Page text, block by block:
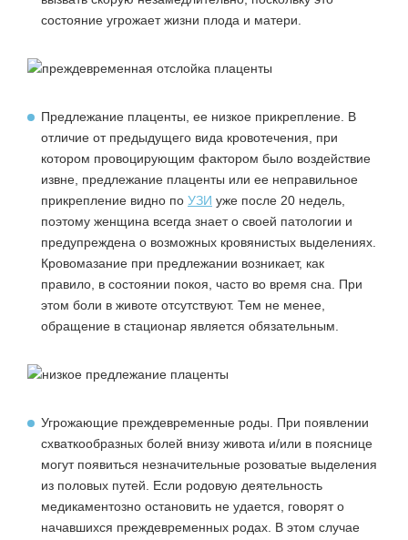
состояние угрожает жизни плода и матери.
Предлежание плаценты, ее низкое прикрепление. В
отличие от предыдущего вида кровотечения, при
котором провоцирующим фактором было воздействие
извне, предлежание плаценты или ее неправильное
прикрепление видно по УЗИ уже после 20 недель,
поэтому женщина всегда знает о своей патологии и
предупреждена о возможных кровянистых выделениях.
Кровомазание при предлежании возникает, как
правило, в состоянии покоя, часто во время сна. При
этом боли в животе отсутствуют. Тем не менее,
обращение в стационар является обязательным.
Угрожающие преждевременные роды. При появлении
схваткообразных болей внизу живота и/или в пояснице
могут появиться незначительные розоватые выделения
из половых путей. Если родовую деятельность
медикаментозно остановить не удается, говорят о
начавшихся преждевременных родах. В этом случае